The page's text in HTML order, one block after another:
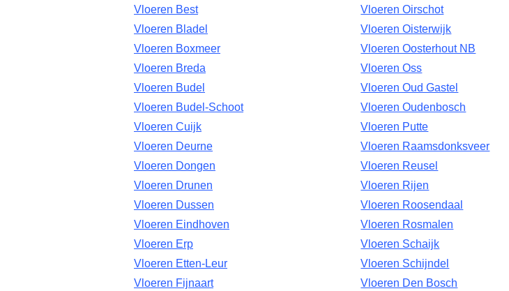
Vloeren Best
Vloeren Bladel
Vloeren Boxmeer
Vloeren Breda
Vloeren Budel
Vloeren Budel-Schoot
Vloeren Cuijk
Vloeren Deurne
Vloeren Dongen
Vloeren Drunen
Vloeren Dussen
Vloeren Eindhoven
Vloeren Erp
Vloeren Etten-Leur
Vloeren Fijnaart
Vloeren Oirschot
Vloeren Oisterwijk
Vloeren Oosterhout NB
Vloeren Oss
Vloeren Oud Gastel
Vloeren Oudenbosch
Vloeren Putte
Vloeren Raamsdonksveer
Vloeren Reusel
Vloeren Rijen
Vloeren Roosendaal
Vloeren Rosmalen
Vloeren Schaijk
Vloeren Schijndel
Vloeren Den Bosch